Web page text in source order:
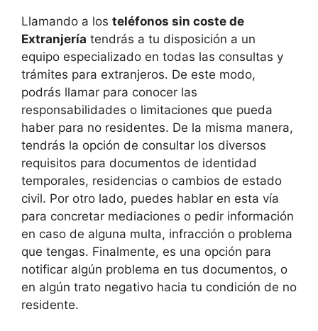
Llamando a los teléfonos sin coste de
Extranjería tendrás a tu disposición a un
equipo especializado en todas las consultas y
trámites para extranjeros. De este modo,
podrás llamar para conocer las
responsabilidades o limitaciones que pueda
haber para no residentes. De la misma manera,
tendrás la opción de consultar los diversos
requisitos para documentos de identidad
temporales, residencias o cambios de estado
civil. Por otro lado, puedes hablar en esta vía
para concretar mediaciones o pedir información
en caso de alguna multa, infracción o problema
que tengas. Finalmente, es una opción para
notificar algún problema en tus documentos, o
en algún trato negativo hacia tu condición de no
residente.